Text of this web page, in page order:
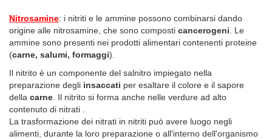
Nitrosamine: i nitriti e le ammine possono combinarsi dando
origine alle nitrosamine, che sono composti cancerogeni . Le
ammine sono presenti nei prodotti alimentari contenenti proteine
(carne, salumi, formaggi).
Il nitrito è un componente del salnitro impiegato nella
preparazione degli insaccati per esaltare il colore e il sapore
della carne . Il nitrito si forma anche nelle verdure ad alto
contenuto di nitrati .
La trasformazione dei nitrati in nitriti può avere luogo negli
alimenti, durante la loro preparazione o all'interno dell'organismo